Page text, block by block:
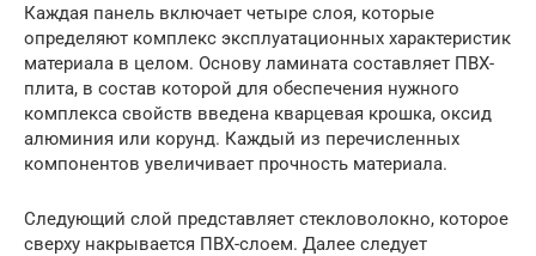
Каждая панель включает четыре слоя, которые
определяют комплекс эксплуатационных характеристик
материала в целом. Основу ламината составляет ПВХ-
плита, в состав которой для обеспечения нужного
комплекса свойств введена кварцевая крошка, оксид
алюминия или корунд. Каждый из перечисленных
компонентов увеличивает прочность материала.
Следующий слой представляет стекловолокно, которое
сверху накрывается ПВХ-слоем. Далее следует